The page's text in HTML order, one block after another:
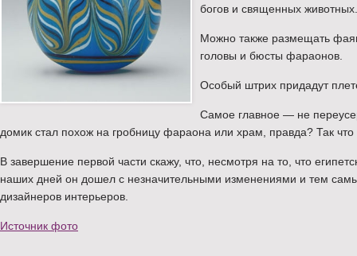
богов и священных животных.
Можно также размещать
головы и бюсты фараонов.
Особый штрих придадут
Самое главное — не
домик стал похож на гробницу фараона или храм, правда? Так
В завершение первой части скажу, что, несмотря на то, что
наших дней он дошел с незначительными изменениями и тем
дизайнеров интерьеров.
Источник фото